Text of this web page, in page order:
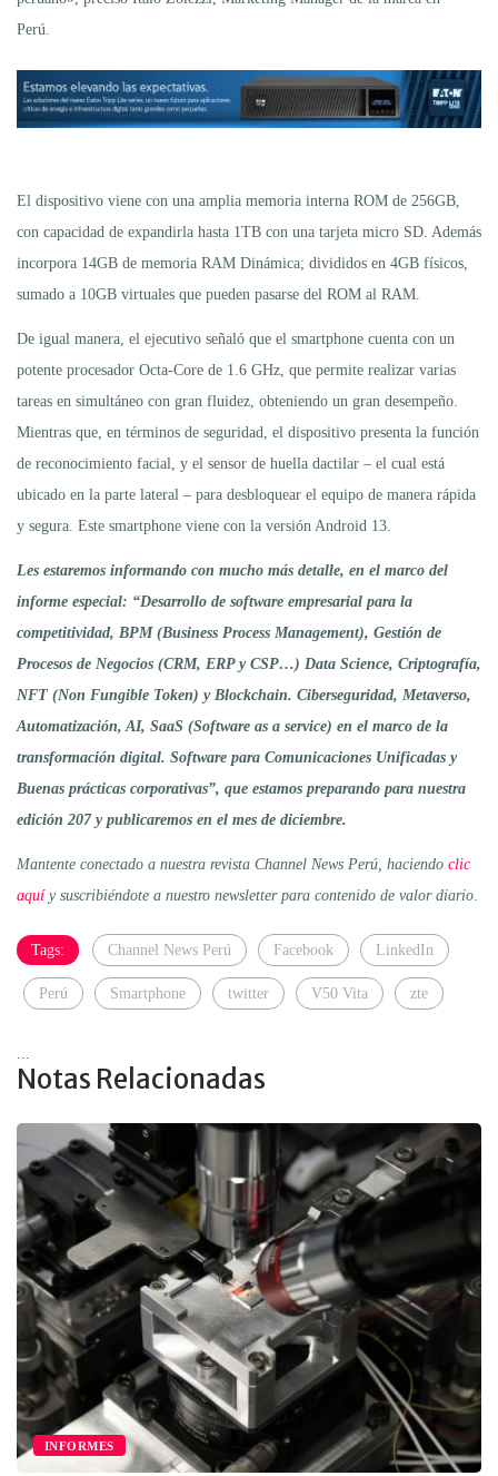
Perú.
El dispositivo viene con una amplia memoria interna ROM de 256GB,
con capacidad de expandirla hasta 1TB con una tarjeta micro SD. Además
incorpora 14GB de memoria RAM Dinámica; divididos en 4GB físicos,
sumado a 10GB virtuales que pueden pasarse del ROM al RAM.
De igual manera, el ejecutivo señaló que el smartphone cuenta con un
potente procesador Octa-Core de 1.6 GHz, que permite realizar varias
tareas en simultáneo con gran fluidez, obteniendo un gran desempeño.
Mientras que, en términos de seguridad, el dispositivo presenta la función
de reconocimiento facial, y el sensor de huella dactilar – el cual está
ubicado en la parte lateral – para desbloquear el equipo de manera rápida
y segura. Este smartphone viene con la versión Android 13.
Les estaremos informando con mucho más detalle, en el marco del
informe especial: “Desarrollo de software empresarial para la
competitividad, BPM (Business Process Management), Gestión de
Procesos de Negocios (CRM, ERP y CSP…) Data Science, Criptografía,
NFT (Non Fungible Token) y Blockchain. Ciberseguridad, Metaverso,
Automatización, AI, SaaS (Software as a service) en el marco de la
transformación digital. Software para Comunicaciones Unificadas y
Buenas prácticas corporativas”, que estamos preparando para nuestra
edición 207 y publicaremos en el mes de diciembre.
Mantente conectado a nuestra revista Channel News Perú, haciendo clic
aquíy suscribiéndote a nuestro newsletter para contenido de valor diario
Tags: Channel News Perú Facebook LinkedIn
Perú Smartphone twitter V50 Vita zte
Notas Relacionadas
INFORMES